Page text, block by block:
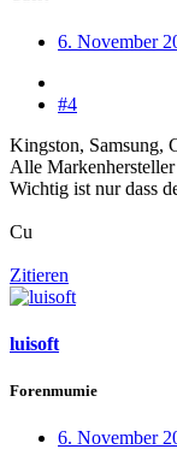
6. November
#4
Kingston, Samsung,
Alle
Wichtig ist nur dass
Cu
Zitieren
luisoft
Forenmumie
6. November